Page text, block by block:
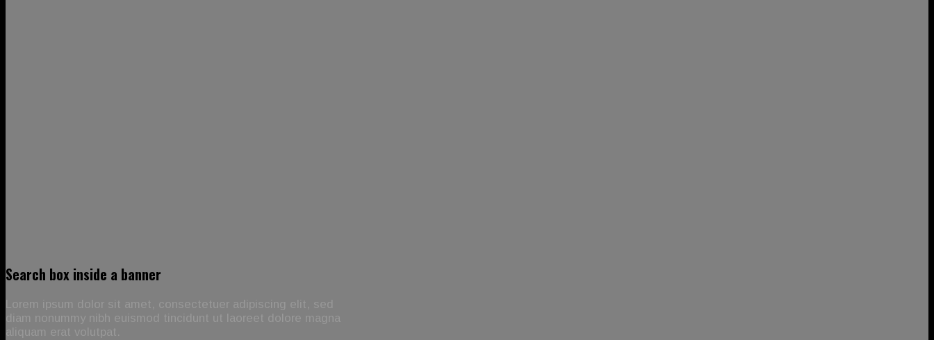
Search box inside a banner
Lorem ipsum dolor sit amet, consectetuer adipiscing elit, sed
diam nonummy nibh euismod tincidunt ut laoreet dolore magna
aliquam erat volutpat.